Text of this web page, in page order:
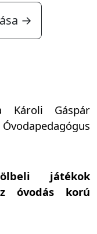
→
Károli Gáspár
ölbeli játékok
óvodás korú